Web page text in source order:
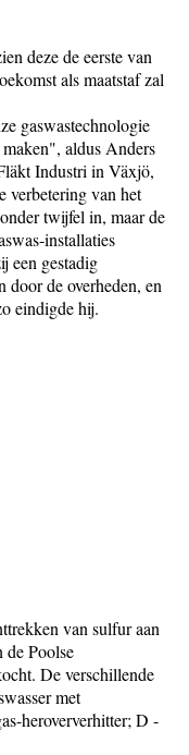
deze de eerste van
als maatstaf zal
gaswastechnologie
aldus Anders
Industri in Växjö,
verbetering van het
twijfel in, maar de
installaties
een gestadig
door de overheden, en
eindigde hij.
van sulfur aan
Poolse
De verschillende
met
heroververhitter; D -